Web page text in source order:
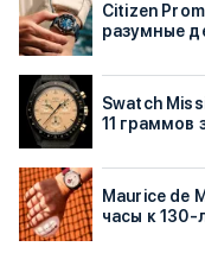
Citizen
разумные
Swatch
11 граммов
Maurice de
часы к